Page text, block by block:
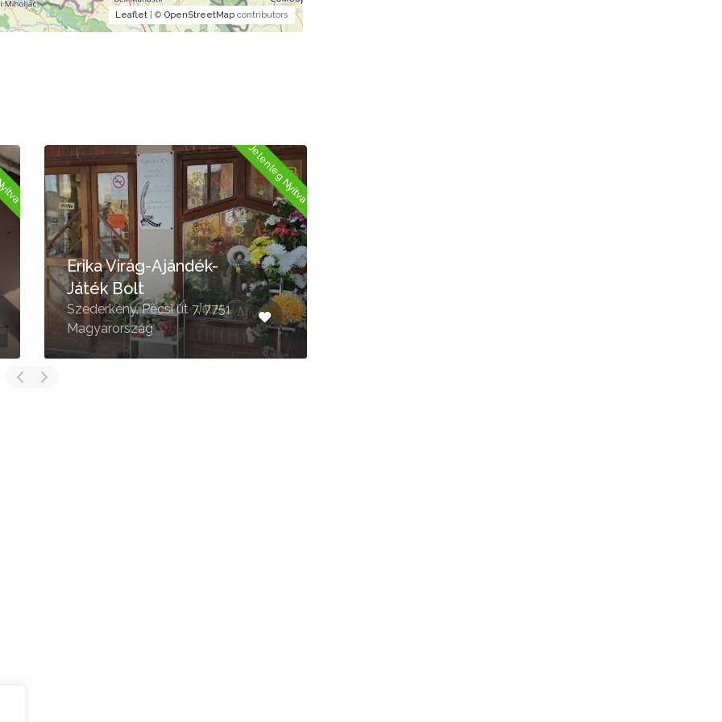
Leaflet| © OpenStreetMapcontributors
Jelenleg Nyitva
Erika Virág-Ajándék-
Játék Bolt
Szederkény, Pécsi út 7, 7751
Magyarország